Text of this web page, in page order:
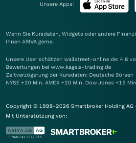
Unsere Apps:
Wenn Sie Kursdaten, Widgets oder andere
Ihnen ARIVA gerne.
Unsere User schätzen wallstreet-online.de: 4.8
Bewertungen bei www.kagels-trading.de
Zeitverzögerung der Kursdaten: Deutsche Börsen
NYSE +20 Min. AMEX +20 Min. Dow Jones +15
Copyright © 1998-2026 Smartbroker Holding AG
Mit Unterstützung von: